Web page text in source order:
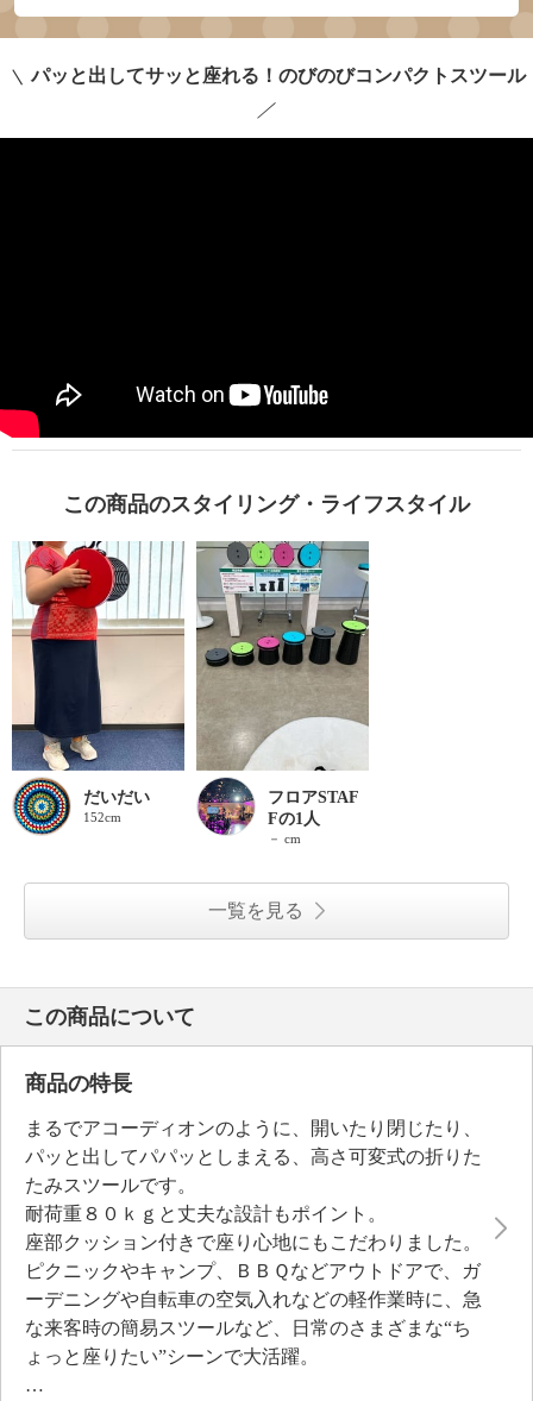
＼ パッと出してサッと座れる！のびのびコンパクトスツール
／
この商品のスタイリング・ライフスタイル
だいだい
152cm
フロアSTAF
Fの1人
－ cm
一覧を見る
この商品について
商品の特長
まるでアコーディオンのように、開いたり閉じたり、
パッと出してパパッとしまえる、高さ可変式の折りた
たみスツールです。
耐荷重８０ｋｇと丈夫な設計もポイント。
座部クッション付きで座り心地にもこだわりました。
ピクニックやキャンプ、ＢＢＱなどアウトドアで、ガ
ーデニングや自転車の空気入れなどの軽作業時に、急
な来客時の簡易スツールなど、日常のさまざまな“ち
ょっと座りたい”シーンで大活躍。
クッションを外せば、急な来客時の簡易テーブルや、